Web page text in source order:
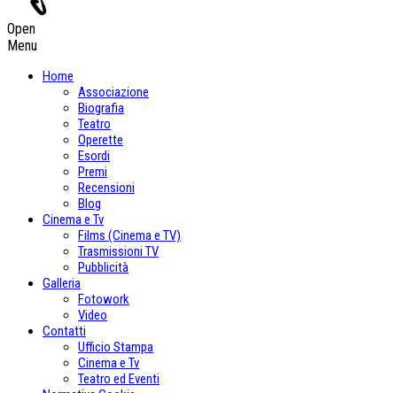
Open
Menu
Home
Associazione
Biografia
Teatro
Operette
Esordi
Premi
Recensioni
Blog
Cinema e Tv
Films (Cinema e TV)
Trasmissioni TV
Pubblicità
Galleria
Fotowork
Video
Contatti
Ufficio Stampa
Cinema e Tv
Teatro ed Eventi